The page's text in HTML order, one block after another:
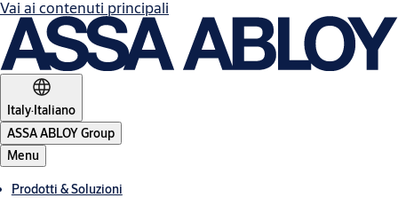
Vai ai contenuti principali
Italy·Italiano
ASSA ABLOY Group
Menu
Prodotti & Soluzioni